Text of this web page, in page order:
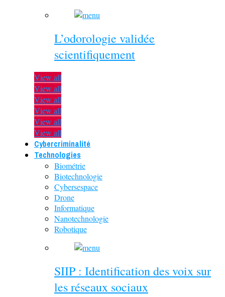
L’odorologie validée
scientifiquement
View all
View all
View all
View all
View all
View all
Cybercriminalité
Technologies
Biométrie
Biotechnologie
Cybersespace
Drone
Informatique
Nanotechnologie
Robotique
SIIP : Identification des voix sur
les réseaux sociaux